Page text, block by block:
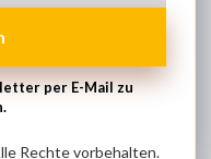
per E-Mail zu
Rechte vorbehalten.